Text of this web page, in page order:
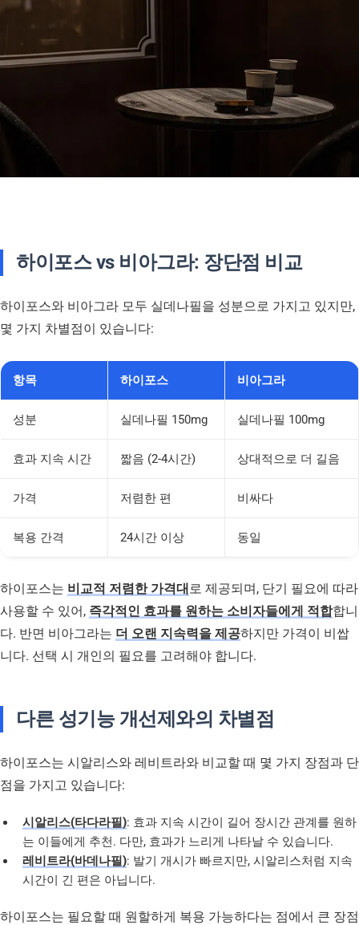
하이포스 vs 비아그라: 장단점 비교
하이포스와 비아그라 모두 실데나필을 성분으로 가지고 있지만,
몇 가지 차별점이 있습니다:
항목 하이포스 비아그라
성분 실데나필 150mg 실데나필 100mg
효과 지속 시간 짧음 (2-4시간) 상대적으로 더 길음
가격 저렴한 편 비싸다
복용 간격 24시간 이상 동일
하이포스는 비교적 저렴한 가격대 로 제공되며, 단기 필요에 따라
사용할 수 있어, 즉각적인 효과를 원하는 소비자들에게 적합합니
다. 반면 비아그라는 더 오랜 지속력을 제공하지만 가격이 비쌉
니다. 선택 시 개인의 필요를 고려해야 합니다.
다른 성기능 개선제와의 차별점
하이포스는 시알리스와 레비트라와 비교할 때 몇 가지 장점과 단
점을 가지고 있습니다:
시알리스(타다라필): 효과 지속 시간이 길어 장시간 관계를 원하
는 이들에게 추천. 다만, 효과가 느리게 나타날 수 있습니다.
레비트라(바데나필): 발기 개시가 빠르지만, 시알리스처럼 지속
시간이 긴 편은 아닙니다.
하이포스는 필요할 때 원할하게 복용 가능하다는 점에서 큰 장점